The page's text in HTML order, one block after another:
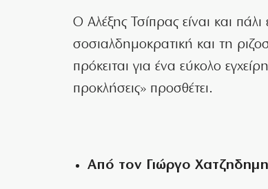
Ο Αλέξης Τσίπρας είναι και
σοσιαλδημοκρατική και τη
πρόκειται για ένα εύκολο
προκλήσεις» προσθέτει.
Από τον Γιώργο